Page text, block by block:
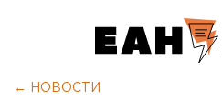
← НОВОСТИ